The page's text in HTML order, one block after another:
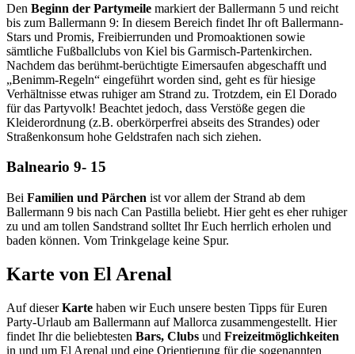
Den Beginn der Partymeile markiert der Ballermann 5 und reicht
bis zum Ballermann 9: In diesem Bereich findet Ihr oft Ballermann-
Stars und Promis, Freibierrunden und Promoaktionen sowie
sämtliche Fußballclubs von Kiel bis Garmisch-Partenkirchen.
Nachdem das berühmt-berüchtigte Eimersaufen abgeschafft und
„Benimm-Regeln“ eingeführt worden sind, geht es für hiesige
Verhältnisse etwas ruhiger am Strand zu. Trotzdem, ein El Dorado
für das Partyvolk! Beachtet jedoch, dass Verstöße gegen die
Kleiderordnung (z.B. oberkörperfrei abseits des Strandes) oder
Straßenkonsum hohe Geldstrafen nach sich ziehen.
Balneario 9- 15
Bei Familien und Pärchen ist vor allem der Strand ab dem
Ballermann 9 bis nach Can Pastilla beliebt. Hier geht es eher ruhiger
zu und am tollen Sandstrand solltet Ihr Euch herrlich erholen und
baden können. Vom Trinkgelage keine Spur.
Karte von El Arenal
Auf dieserKarte haben wir Euch unsere besten Tipps für Euren
Party-Urlaub am Ballermann auf Mallorca zusammengestellt. Hier
findet Ihr die beliebtesten Bars, Clubs und Freizeitmöglichkeiten
in und um El Arenal und eine Orientierung für die sogenannten